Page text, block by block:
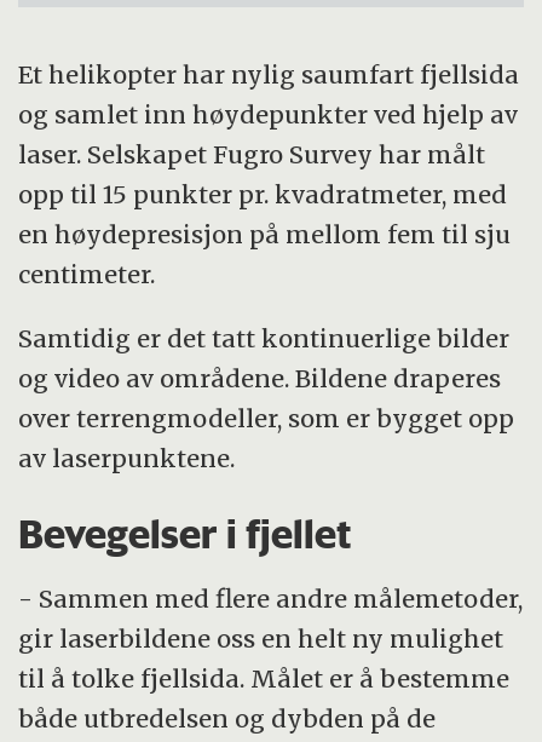
Et helikopter har nylig saumfart fjellsida
og samlet inn høydepunkter ved hjelp av
laser. Selskapet Fugro Survey har målt
opp til 15 punkter pr. kvadratmeter, med
en høydepresisjon på mellom fem til sju
centimeter.
Samtidig er det tatt kontinuerlige bilder
og video av områdene. Bildene draperes
over terrengmodeller, som er bygget opp
av laserpunktene.
Bevegelser i fjellet
- Sammen med flere andre målemetoder,
gir laserbildene oss en helt ny mulighet
til å tolke fjellsida. Målet er å bestemme
både utbredelsen og dybden på de